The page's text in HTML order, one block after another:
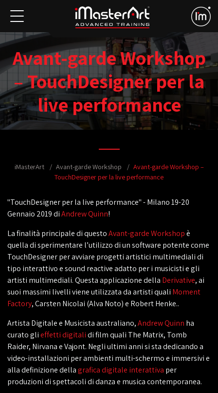
Avant-garde Workshop
– TouchDesigner per la
live performance
iMasterArt Avant-garde Workshop
Avant-garde Workshop –
TouchDesigner per la live performance
"TouchDesigner per la live performance" - Milano 19-20
Gennaio 2019 diAndrew Quinn!
La finalità principale di questoAvant-garde Workshopè
quella di sperimentare l’utilizzo di un software potente come
TouchDesigner per avviare progetti artistici multimediali di
tipo interattivo e sound reactive adatto per i musicisti e gli
artisti multimediali. Questa applicazione della Derivative, ai
suoi massimi livelli viene utilizzata da artisti quali Moment
Factory, Carsten Nicolai (Alva Noto) e Robert Henke..
Artista Digitale e Musicista australiano,Andrew Quinn ha
curato glieffetti digitalidi film quali The Matrix, Tomb
Raider, Nirvana e Vajont. Negli ultimi anni si sta dedicando a
video-installazioni per ambienti multi-schermo e immersivi e
alla definizione dellagrafica digitale interattiva per
produzioni di spettacoli di danza e musica contemporanea.